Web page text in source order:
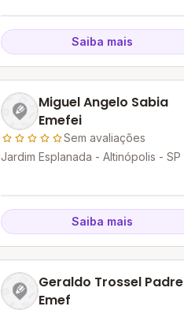
Saiba mais
Miguel Angelo Sabia
Emefei
Sem avaliações
Jardim Esplanada - Altinópolis - SP
Saiba mais
Geraldo Trossel Padre
Emef